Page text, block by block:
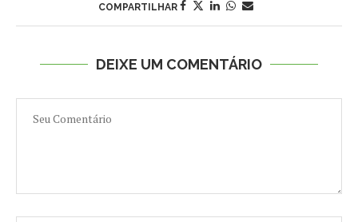
COMPARTILHAR
DEIXE UM COMENTÁRIO